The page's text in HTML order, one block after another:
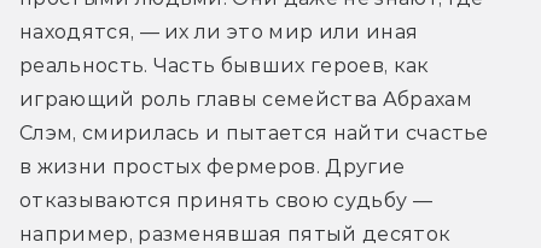
находятся, — их ли это мир или иная
реальность. Часть бывших героев, как
играющий роль главы семейства Абрахам
Слэм, смирилась и пытается найти счастье
в жизни простых фермеров. Другие
отказываются принять свою судьбу —
например, разменявшая пятый десяток